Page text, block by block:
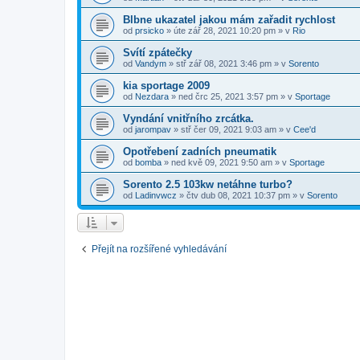
Blbne ukazatel jakou mám zařadit rychlost
od prsicko » úte zář 28, 2021 10:20 pm » v Rio
Svítí zpátečky
od Vandym » stř zář 08, 2021 3:46 pm » v Sorento
kia sportage 2009
od Nezdara » ned črc 25, 2021 3:57 pm » v Sportage
Vyndání vnitřního zrcátka.
od jarompav » stř čer 09, 2021 9:03 am » v Cee'd
Opotřebení zadních pneumatik
od bomba » ned kvě 09, 2021 9:50 am » v Sportage
Sorento 2.5 103kw netáhne turbo?
od Ladinvwcz » čtv dub 08, 2021 10:37 pm » v Sorento
Přejít na rozšířené vyhledávání